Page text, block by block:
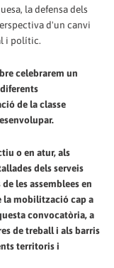
la defensa dels
d'un canvi
i polític.
celebrarem un
de la classe
o en atur, als
dels serveis
les assemblees en
la mobilització cap a
convocatòria, a
de treball i als barris
territoris i